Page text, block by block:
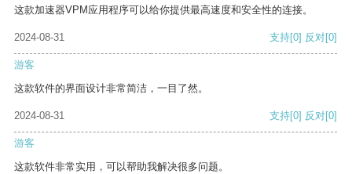
这款加速器VPM应用程序可以给你提供最高速度和安全性的连接。
2024-08-31 支持[0] 反对[0]
游客
这款软件的界面设计非常简洁，一目了然。
2024-08-31 支持[0] 反对[0]
游客
这款软件非常实用，可以帮助我解决很多问题。